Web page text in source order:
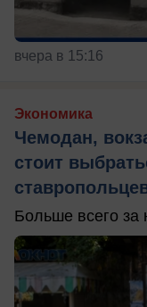
вчера в 15:16
Экономика
Чемодан,
стоит
Больше всего за